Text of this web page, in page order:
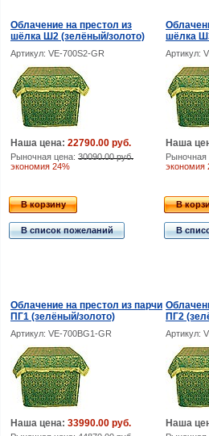
Облачение на престол из
шёлка Ш2 (зелёный/золото)
шёлка
Артикул: VE-700S2-GR Артикул:
Наша цена: 22790.00 руб.
Рыночная цена: 30090.00 руб.
экономия 24%
Наша
экономия
В корзину
В список пожеланий
В
В
Облачение на престол из парчи
ПГ1 (зелёный/золото)
ПГ2
Артикул: VE-700BG1-GR Артикул:
Наша цена: 33990.00 руб. Наша